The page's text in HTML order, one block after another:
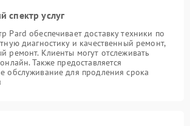
спектр услуг
Pard обеспечивает доставку техники по
диагностику и качественный ремонт,
ремонт. Клиенты могут отслеживать
Также предоставляется
обслуживание для продления срока